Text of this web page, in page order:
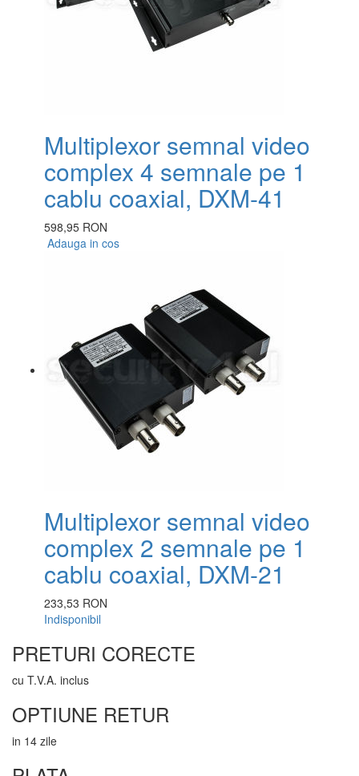
Multiplexor semnal video
complex 4 semnale pe 1
cablu coaxial, DXM-41
598,95 RON
Adauga in cos
Multiplexor semnal video
complex 2 semnale pe 1
cablu coaxial, DXM-21
233,53 RON
Indisponibil
PRETURI CORECTE
cu T.V.A. inclus
OPTIUNE RETUR
in 14 zile